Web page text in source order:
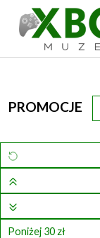
PROMOCJE
Poniżej 30 zł